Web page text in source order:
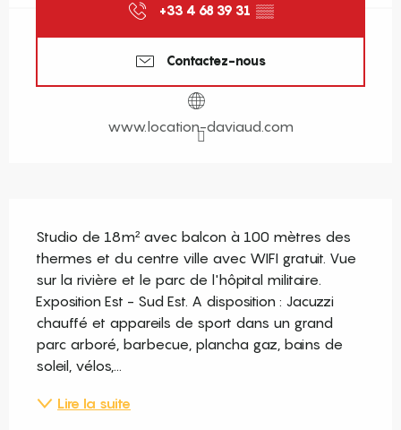
+33 4 68 39 31 ▒▒
Contactez-nous
www.location-daviaud.com
Studio de 18m² avec balcon à 100 mètres des
thermes et du centre ville avec WIFI gratuit. Vue
sur la rivière et le parc de l'hôpital militaire.
Exposition Est - Sud Est. A disposition : Jacuzzi
chauffé et appareils de sport dans un grand
parc arboré, barbecue, plancha gaz, bains de
soleil, vélos,...
Lire la suite